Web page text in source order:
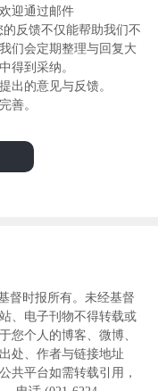
迎通过邮件
的反馈不仅能帮助我们不
们会定期整理与回复大
得到采纳。
出的意见与反馈。
善。
督时报所有。未经基督
、电子刊物不得转载或
您个人的博客、微博、
处、作者与链接地址
共平台如需转载引用，